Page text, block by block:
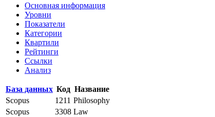
Основная информация
Уровни
Показатели
Категории
Квартили
Рейтинги
Ссылки
Анализ
База данных Код Название
Scopus
1211 Philosophy
Scopus
3308 Law